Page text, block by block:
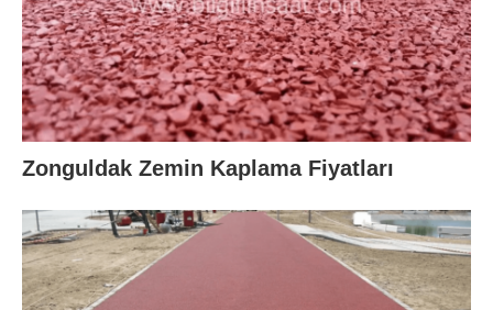
Zonguldak Zemin Kaplama Fiyatları